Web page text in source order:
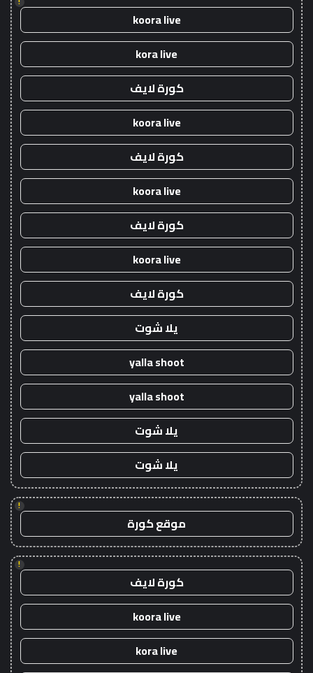
koora live
kora live
كورة لايف
koora live
كورة لايف
koora live
كورة لايف
koora live
كورة لايف
يلا شوت
yalla shoot
yalla shoot
يلا شوت
يلا شوت
!
موقع كورة
!
كورة لايف
koora live
kora live